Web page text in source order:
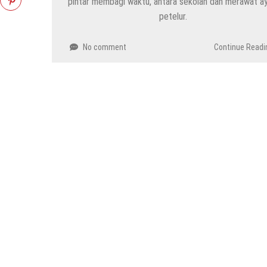
petelur.
No comment Continue